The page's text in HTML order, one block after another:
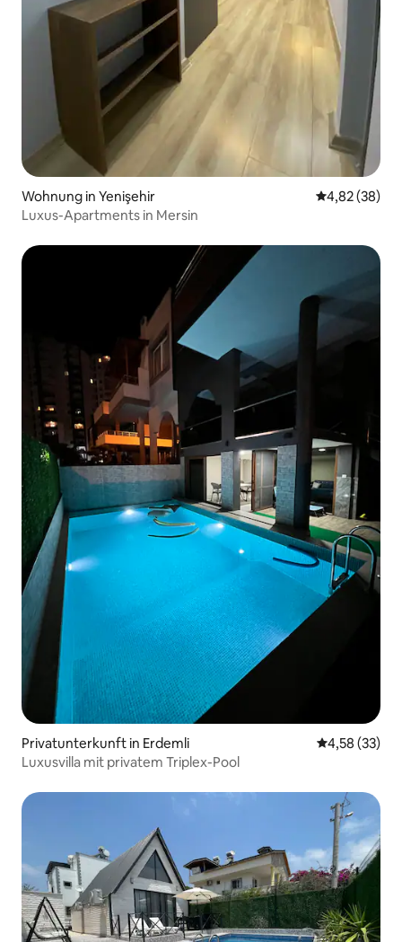
Wohnung in Yenişehir
4,82 (38)
Luxus-Apartments in Mersin
Privatunterkunft in Erdemli
4,58 (33)
Luxusvilla mit privatem Triplex-Pool